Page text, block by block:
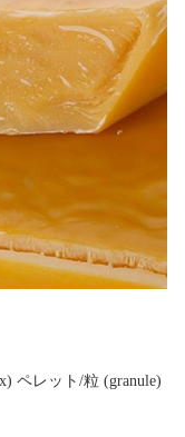
ペレット/粒 (granule)